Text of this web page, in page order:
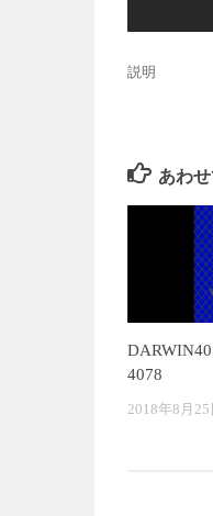
説明
あわ
4078
2018年8月25